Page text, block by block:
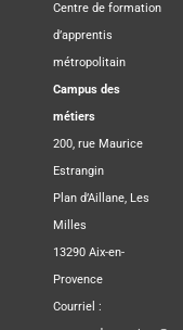
Centre de formation
d’apprentis
métropolitain
Campus des
métiers
200, rue Maurice
Estrangin
Plan d’Aillane, Les
Milles
13290 Aix-en-
Provence
Courriel :